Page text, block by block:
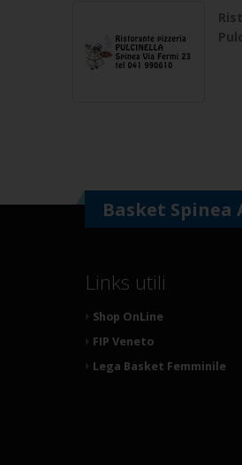
Basket Spinea
Links utili
Shop OnLine
FIP Veneto
Lega Basket Femminile